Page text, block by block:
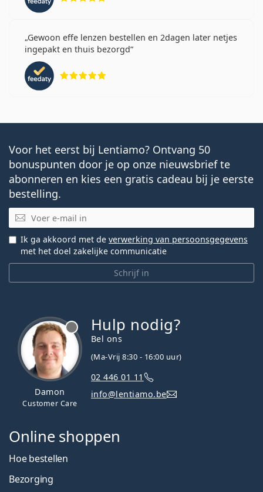
Gewoon effe lenzen bestellen en 2dagen later netjes
ingepakt en thuis bezorgd
Voor het eerst bij Lentiamo? Ontvang 50
bonuspunten door je op onze nieuwsbrief te
abonneren en kies een gratis cadeau bij je eerste
bestelling.
E-mail
Schrijf in
Ik ga akkoord met de verwerking van persoonsgegevens
met het doel zakelijke communicatie
Damon
Customer Care
Hulp nodig?
Bel ons
(Ma-Vrij 8:30 - 16:00 uur)
02 446 01 11
info@lentiamo.be
Online shoppen
Hoe bestellen
Bezorging